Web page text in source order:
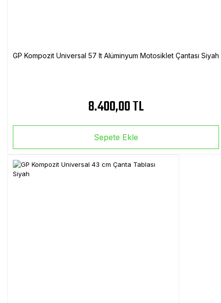
GP Kompozit Universal 57 lt Alüminyum Motosiklet Çantası Siyah
8.400,00 TL
Sepete Ekle